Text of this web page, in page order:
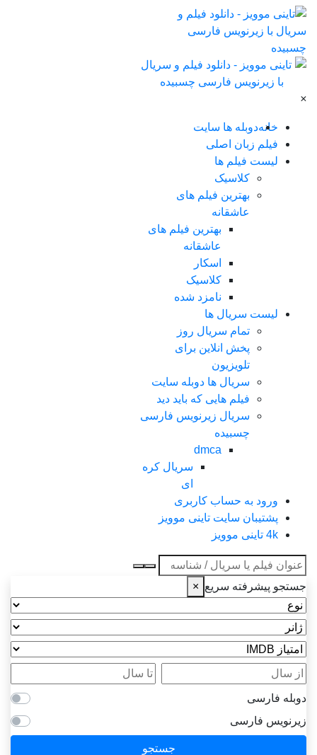
×
خانهدوبله ها سایت
فیلم زبان اصلی
لیست فیلم ها
کلاسیک
بهترین فیلم های
عاشقانه
بهترین فیلم های
عاشقانه
اسکار
کلاسیک
نامزد شده
لیست سریال ها
تمام سریال روز
پخش انلاین برای
تلویزیون
سریال ها دوبله سایت
فیلم هایی که باید دید
سریال زیرنویس فارسی
چسبیده
dmca
سریال کره
ای
ورود به حساب کاربری
پشتیبان سایت تاینی موویز
4k تاینی موویز
عنوان جستجو
جستجو پیشرفته سریع ×
نوع
ژانر
امتیاز IMDB
از سال
تا سال
دوبله فارسی
زیرنویس فارسی
جستجو